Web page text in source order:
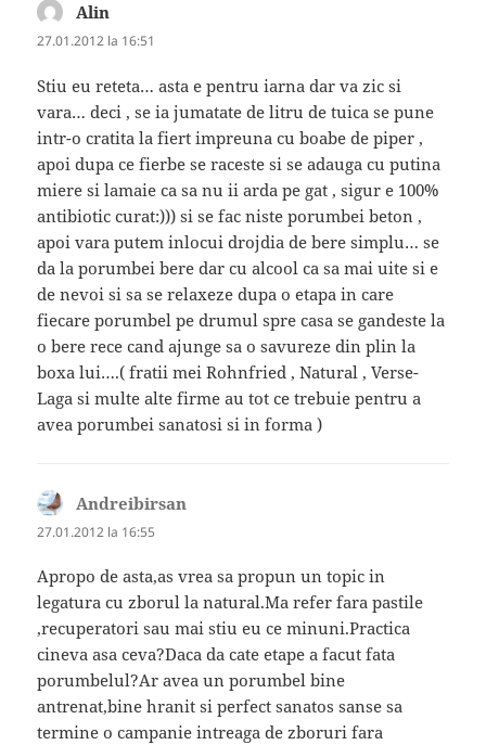
Alin
27.01.2012 la 16:51
Stiu eu reteta… asta e pentru iarna dar va zic si
vara… deci , se ia jumatate de litru de tuica se pune
intr-o cratita la fiert impreuna cu boabe de piper ,
apoi dupa ce fierbe se raceste si se adauga cu putina
miere si lamaie ca sa nu ii arda pe gat , sigur e 100%
antibiotic curat:))) si se fac niste porumbei beton ,
apoi vara putem inlocui drojdia de bere simplu… se
da la porumbei bere dar cu alcool ca sa mai uite si e
de nevoi si sa se relaxeze dupa o etapa in care
fiecare porumbel pe drumul spre casa se gandeste la
o bere rece cand ajunge sa o savureze din plin la
boxa lui….( fratii mei Rohnfried , Natural , Verse-
Laga si multe alte firme au tot ce trebuie pentru a
avea porumbei sanatosi si in forma )
Andreibirsan
27.01.2012 la 16:55
Apropo de asta,as vrea sa propun un topic in
legatura cu zborul la natural.Ma refer fara pastile
,recuperatori sau mai stiu eu ce minuni.Practica
cineva asa ceva?Daca da cate etape a facut fata
porumbelul?Ar avea un porumbel bine
antrenat,bine hranit si perfect sanatos sanse sa
termine o campanie intreaga de zboruri fara